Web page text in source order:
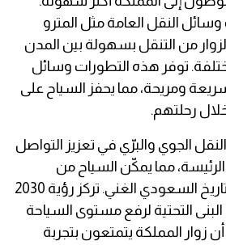
النقل العامة مثل المترو
من التنقل بسهولة بين المدن
توفر هذه التطورات وسائل
ومريحة، مما يحفز السياح على
رحلتهم.
الجوي والبرّي في تعزيز التواصل
مما يمكّن السياح من
استكشاف الثقافة والتاريخ السعودي الغني. تركز رؤية 2030
التحتية لرفع مستوى السياحة
أن زوار المملكة يتمتعون بتجربة